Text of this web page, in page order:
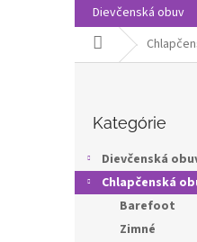
Dievčenská obuv
Domov
p
a
kategórie
Kategórie
Dievčenská
Chlapčenská
Barefoot
Zimné